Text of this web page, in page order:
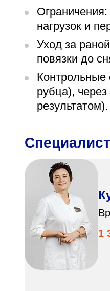
нагрузок и
Уход за
повязки до
Контрольные
рубца),
результатом).
1